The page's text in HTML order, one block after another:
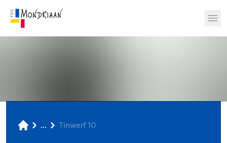
... Tinwerf 10